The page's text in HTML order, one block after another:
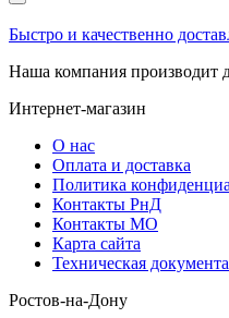
Быстро и качественно
Наша компания производит
Интернет-магазин
О нас
Оплата и доставка
Политика
Контакты РнД
Контакты МО
Карта сайта
Техническая
Ростов-на-Дону